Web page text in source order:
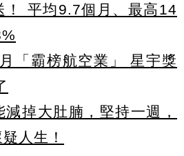
！ 平均9.7個月、最高14
「霸榜航空業」 星宇獎
掉大肚腩，堅持一週，
人生！